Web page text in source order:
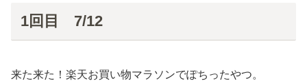
1回目 7/12
来た来た！楽天お買い物マラソンでぽちったやつ。